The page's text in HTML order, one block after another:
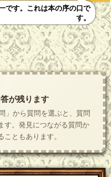
です。これは本の序の口で
す。
が残ります
から質問を選ぶと、質問
す。発見につながる質問か
こともあります。